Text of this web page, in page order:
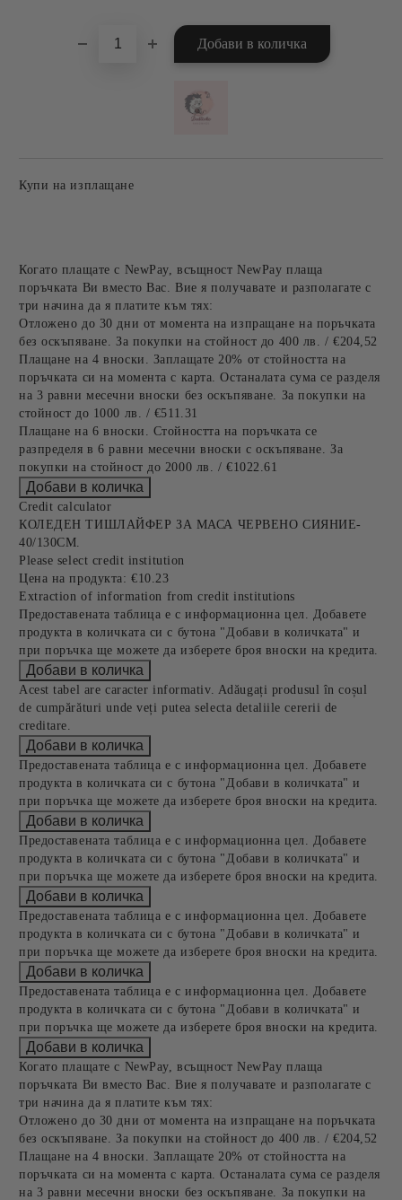
Купи на изплащане
Когато плащате с NewPay, всъщност NewPay плаща
поръчката Ви вместо Вас. Вие я получавате и разполагате с
три начина да я платите към тях:
Отложено до 30 дни от момента на изпращане на поръчката
без оскъпяване. За покупки на стойност до 400 лв. / €204,52
Плащане на 4 вноски. Заплащате 20% от стойността на
поръчката си на момента с карта. Останалата сума се разделя
на 3 равни месечни вноски без оскъпяване. За покупки на
стойност до 1000 лв. / €511.31
Плащане на 6 вноски. Стойността на поръчката се
разпределя в 6 равни месечни вноски с оскъпяване. За
покупки на стойност до 2000 лв. / €1022.61
Credit calculator
КОЛЕДЕН ТИШЛАЙФЕР ЗА МАСА ЧЕРВЕНО СИЯНИЕ-
40/130СМ.
Please select credit institution
Цена на продукта: €10.23
Extraction of information from credit institutions
Предоставената таблица е с информационна цел. Добавете
продукта в количката си с бутона "Добави в количката" и
при поръчка ще можете да изберете броя вноски на кредита.
Acest tabel are caracter informativ. Adăugați produsul în coșul
de cumpărături unde veți putea selecta detaliile cererii de
creditare.
Предоставената таблица е с информационна цел. Добавете
продукта в количката си с бутона "Добави в количката" и
при поръчка ще можете да изберете броя вноски на кредита.
Предоставената таблица е с информационна цел. Добавете
продукта в количката си с бутона "Добави в количката" и
при поръчка ще можете да изберете броя вноски на кредита.
Предоставената таблица е с информационна цел. Добавете
продукта в количката си с бутона "Добави в количката" и
при поръчка ще можете да изберете броя вноски на кредита.
Предоставената таблица е с информационна цел. Добавете
продукта в количката си с бутона "Добави в количката" и
при поръчка ще можете да изберете броя вноски на кредита.
Когато плащате с NewPay, всъщност NewPay плаща
поръчката Ви вместо Вас. Вие я получавате и разполагате с
три начина да я платите към тях:
Отложено до 30 дни от момента на изпращане на поръчката
без оскъпяване. За покупки на стойност до 400 лв. / €204,52
Плащане на 4 вноски. Заплащате 20% от стойността на
поръчката си на момента с карта. Останалата сума се разделя
на 3 равни месечни вноски без оскъпяване. За покупки на